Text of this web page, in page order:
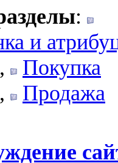
:
и
,
Покупка
,
Продажа